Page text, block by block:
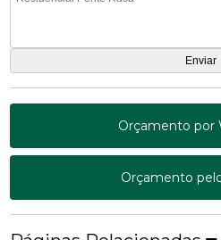
Orçamento por
Orçamento